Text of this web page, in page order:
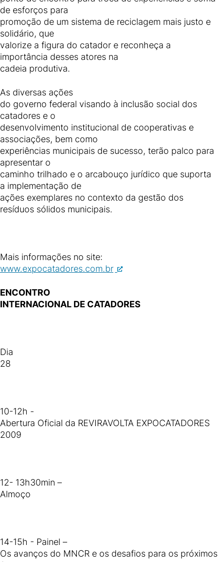
de esforços para
promoção de um sistema de reciclagem mais justo e
solidário, que
valorize a figura do catador e reconheça a
importância desses atores na
cadeia produtiva.
As diversas ações
do governo federal visando à inclusão social dos
catadores e o
desenvolvimento institucional de cooperativas e
associações, bem como
experiências municipais de sucesso, terão palco para
apresentar o
caminho trilhado e o arcabouço jurídico que suporta
a implementação de
ações exemplares no contexto da gestão dos
resíduos sólidos municipais.
Mais informações no site:
www.expocatadores.com.br
ENCONTRO
INTERNACIONAL DE CATADORES
Dia
28
10-12h -
Abertura Oficial da REVIRAVOLTA EXPOCATADORES
2009
12- 13h30min –
Almoço
14-15h - Painel –
Os avanços do MNCR e os desafios para os próximos